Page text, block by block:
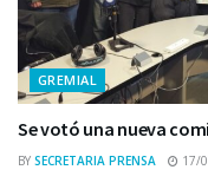
GREMIAL
Se votó una nueva
BY SECRETARIA PRENSA 17/